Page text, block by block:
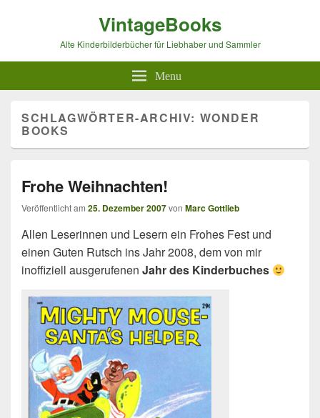
VintageBooks
Alte Kinderbilderbücher für Liebhaber und Sammler
Menu
SCHLAGWÖRTER-ARCHIV: WONDER
BOOKS
Frohe Weihnachten!
Veröffentlicht am 25. Dezember 2007von Marc Gottlieb
Allen Leserinnen und Lesern ein Frohes Fest und
einen Guten Rutsch ins Jahr 2008, dem von mir
inoffiziell ausgerufenen Jahr des Kinderbuches